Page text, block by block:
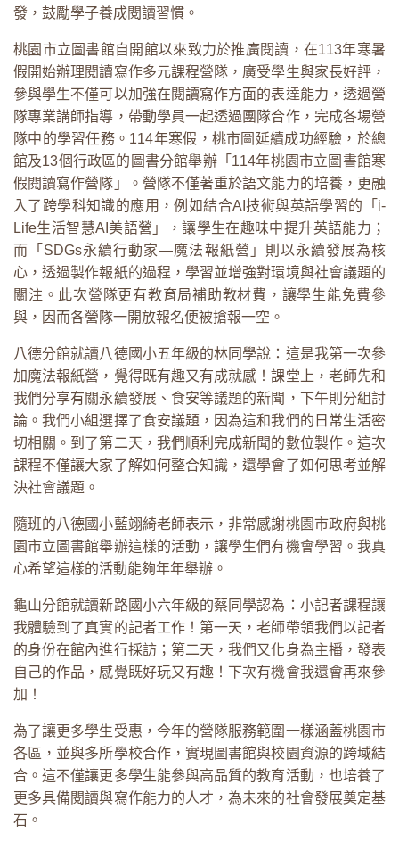
發，鼓勵學子養成閱讀習慣。
桃園市立圖書館自開館以來致力於推廣閱讀，在113年寒暑
假開始辦理閱讀寫作多元課程營隊，廣受學生與家長好評，
參與學生不僅可以加強在閱讀寫作方面的表達能力，透過營
隊專業講師指導，帶動學員一起透過團隊合作，完成各場營
隊中的學習任務。114年寒假，桃市圖延續成功經驗，於總
館及13個行政區的圖書分館舉辦「114年桃園市立圖書館寒
假閱讀寫作營隊」。營隊不僅著重於語文能力的培養，更融
入了跨學科知識的應用，例如結合AI技術與英語學習的「i-
Life生活智慧AI美語營」，讓學生在趣味中提升英語能力；
而「SDGs永續行動家―魔法報紙營」則以永續發展為核
心，透過製作報紙的過程，學習並增強對環境與社會議題的
關注。此次營隊更有教育局補助教材費，讓學生能免費參
與，因而各營隊一開放報名便被搶報一空。
八德分館就讀八德國小五年級的林同學說：這是我第一次參
加魔法報紙營，覺得既有趣又有成就感！課堂上，老師先和
我們分享有關永續發展、食安等議題的新聞，下午則分組討
論。我們小組選擇了食安議題，因為這和我們的日常生活密
切相關。到了第二天，我們順利完成新聞的數位製作。這次
課程不僅讓大家了解如何整合知識，還學會了如何思考並解
決社會議題。
隨班的八德國小藍翊綺老師表示，非常感謝桃園市政府與桃
園市立圖書館舉辦這樣的活動，讓學生們有機會學習。我真
心希望這樣的活動能夠年年舉辦。
龜山分館就讀新路國小六年級的蔡同學認為：小記者課程讓
我體驗到了真實的記者工作！第一天，老師帶領我們以記者
的身份在館內進行採訪；第二天，我們又化身為主播，發表
自己的作品，感覺既好玩又有趣！下次有機會我還會再來參
加！
為了讓更多學生受惠，今年的營隊服務範圍一樣涵蓋桃園市
各區，並與多所學校合作，實現圖書館與校園資源的跨域結
合。這不僅讓更多學生能參與高品質的教育活動，也培養了
更多具備閱讀與寫作能力的人才，為未來的社會發展奠定基
石。